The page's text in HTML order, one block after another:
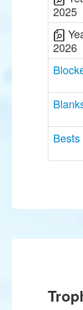
2025
2026
Bests